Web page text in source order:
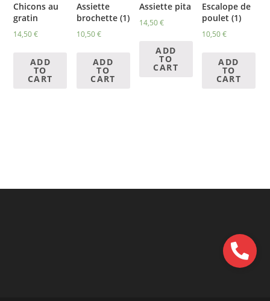
Chicons au
gratin
14,50€
ADD
TO
CART
Assiette
brochette (1)
10,50€
ADD
TO
CART
Assiette pita
14,50€
ADD
TO
CART
Escalope de
poulet (1)
10,50€
ADD
TO
CART